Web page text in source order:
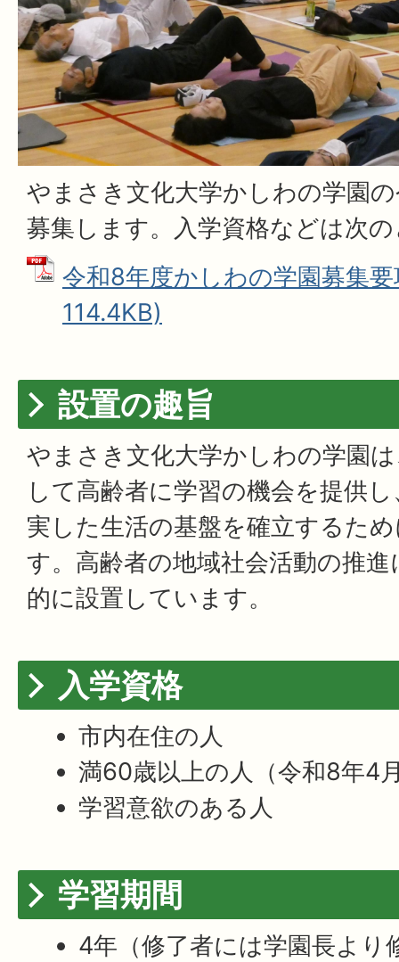
やまさき文化大学かしわの学園
募集します。入学資格などは次
令和8年度かしわの学園募集
114.4KB)
設置の趣旨
やまさき文化大学かしわの学園
して高齢者に学習の機会を提供
実した生活の基盤を確立するた
す。高齢者の地域社会活動の推
的に設置しています。
入学資格
市内在住の人
満60歳以上の人（令和8年4
学習意欲のある人
学習期間
4年（修了者には学園長より